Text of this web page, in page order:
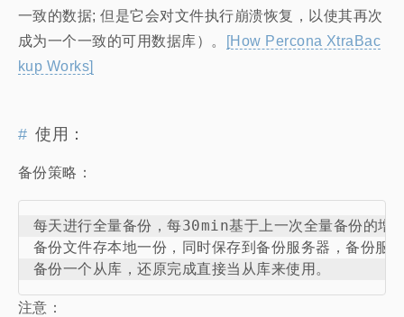
一致的数据; 但是它会对文件执行崩溃恢复，以使其再次
成为一个一致的可用数据库）。
[How Percona XtraBac
kup Works]
使用：
备份策略：
每天进行全量备份，每30min基于上一次全量备份的
备份文件存本地一份，同时保存到备份服务器，备份服
注意：